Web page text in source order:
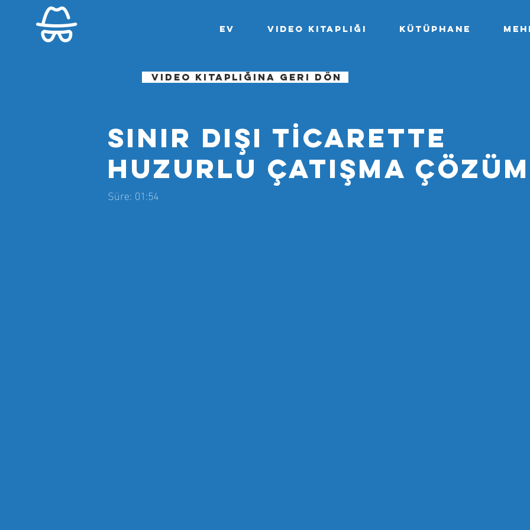
Ev video kitaplığı kütüphane
Video kitaplığına geri dön
SINIR DIŞI TİCARETTE
HUZURLU ÇATIŞMA
Süre: 01:54